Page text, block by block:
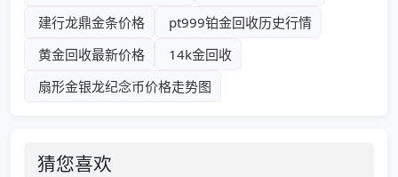
建行龙鼎金条价格
pt999铂金回收历史行情
黄金回收最新价格
14k金回收
扇形金银龙纪念币价格走势图
猜您喜欢